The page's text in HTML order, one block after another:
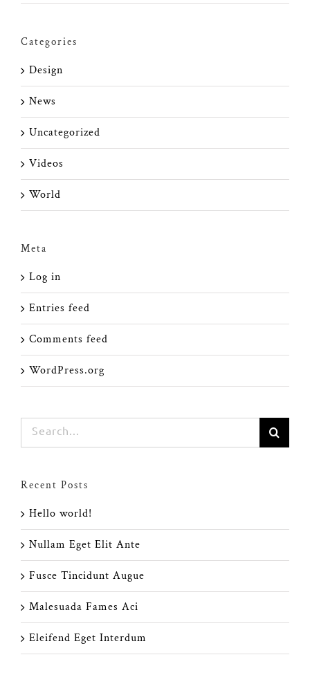
Categories
Design
News
Uncategorized
Videos
World
Meta
Log in
Entries feed
Comments feed
WordPress.org
Search
Recent Posts
Hello world!
Nullam Eget Elit Ante
Fusce Tincidunt Augue
Malesuada Fames Aci
Eleifend Eget Interdum